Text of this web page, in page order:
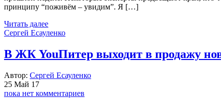
принципу “поживём – увидим”. Я […]
Читать далее
Сергей Есауленко
В ЖК YouПитер выходит в продажу
Автор: Сергей Есауленко
25 Май 17
пока нет комментариев